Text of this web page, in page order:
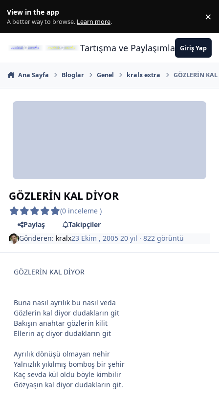
View in the app
A better way to browse. Learn more. ×
Tartışma ve PaylaşımlarınGiriş Yap
Ana Sayfa Bloglar Genel kralx extra GÖZLERİN
GÖZLERİN KAL DİYOR
(0 inceleme )
Paylaş
Takipçiler
Gönderen: kralx23 Ekim , 200520 yıl · 822 görüntü
GÖZLERİN KAL DİYOR
Buna nasıl ayrılık bu nasıl veda
Gözlerin kal diyor dudakların git
Bakışın anahtar gözlerin kilit
Ellerin aç diyor dudakların git
Ayrılık dönüşü olmayan nehir
Yalnızlık yıkılmış bomboş bir şehir
Kaç sevda kül oldu böyle kimbilir
Gözyaşın kal diyor dudakların git.